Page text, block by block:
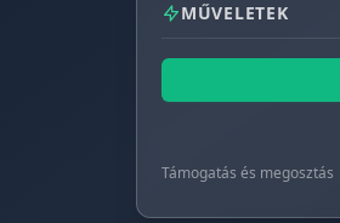
MŰVELETEK
Támogatás és megosztás